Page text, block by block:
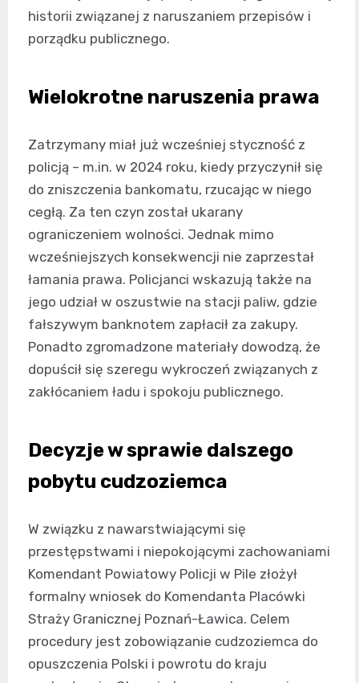
historii związanej z naruszaniem przepisów i
porządku publicznego.
Wielokrotne naruszenia prawa
Zatrzymany miał już wcześniej styczność z
policją – m.in. w 2024 roku, kiedy przyczynił się
do zniszczenia bankomatu, rzucając w niego
cegłą. Za ten czyn został ukarany
ograniczeniem wolności. Jednak mimo
wcześniejszych konsekwencji nie zaprzestał
łamania prawa. Policjanci wskazują także na
jego udział w oszustwie na stacji paliw, gdzie
fałszywym banknotem zapłacił za zakupy.
Ponadto zgromadzone materiały dowodzą, że
dopuścił się szeregu wykroczeń związanych z
zakłócaniem ładu i spokoju publicznego.
Decyzje w sprawie dalszego
pobytu cudzoziemca
W związku z nawarstwiającymi się
przestępstwami i niepokojącymi zachowaniami
Komendant Powiatowy Policji w Pile złożył
formalny wniosek do Komendanta Placówki
Straży Granicznej Poznań-Ławica. Celem
procedury jest zobowiązanie cudzoziemca do
opuszczenia Polski i powrotu do kraju